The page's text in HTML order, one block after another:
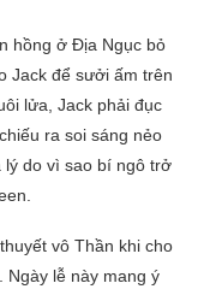
hồng ở Địa Ngục bỏ
Jack để sưởi ấm trên
lửa, Jack phải đục
ra soi sáng nẻo
do vì sao bí ngô trở
vô Thần khi cho
Ngày lễ này mang ý